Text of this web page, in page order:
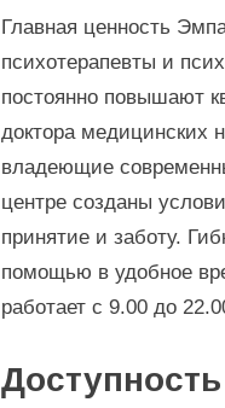
Главная ценность
психотерапевты и
постоянно повышают
доктора медицинских
владеющие
центре созданы
принятие и заботу.
помощью в удобное
работает с 9.00 до